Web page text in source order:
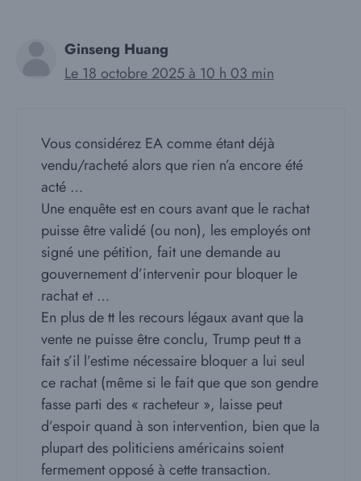
Ginseng Huang
Le 18 octobre 2025 à 10 h 03 min
Vous considérez EA comme étant déjà
vendu/racheté alors que rien n’a encore été
acté …
Une enquête est en cours avant que le rachat
puisse être validé (ou non), les employés ont
signé une pétition, fait une demande au
gouvernement d’intervenir pour bloquer le
rachat et …
En plus de tt les recours légaux avant que la
vente ne puisse être conclu, Trump peut tt a
fait s’il l’estime nécessaire bloquer a lui seul
ce rachat (même si le fait que que son gendre
fasse parti des « racheteur », laisse peut
d’espoir quand à son intervention, bien que la
plupart des politiciens américains soient
fermement opposé à cette transaction.